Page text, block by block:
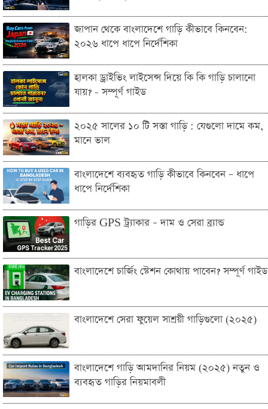
জাপান থেকে বাংলাদেশে গাড়ি কীভাবে কিনবেন:
২০২৬ ধাপে ধাপে নির্দেশিকা
হালকা ড্রাইভিং লাইসেন্স দিয়ে কি কি গাড়ি চালানো
যায়? - সম্পূর্ণ গাইড
২০২৫ সালের ১০ টি সস্তা গাড়ি : যেগুলো দামে কম,
মানে ভাল
বাংলাদেশে ব্যবহৃত গাড়ি কীভাবে কিনবেন – ধাপে
ধাপে নির্দেশিকা
গাড়ির GPS ট্র্যাকার – দাম ও সেরা ব্র্যান্ড
বাংলাদেশে চার্জিং স্টেশন কোথায় পাবেন? সম্পূর্ণ গাইড
বাংলাদেশে সেরা ফুয়েল সাশ্রয়ী গাড়িগুলো (২০২৫)
বাংলাদেশে গাড়ি আমদানির নিয়ম (২০২৫) নতুন ও
ব্যবহৃত গাড়ির নিয়মাবলী